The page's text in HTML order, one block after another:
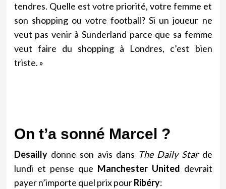
tendres. Quelle est votre priorité, votre femme et
son shopping ou votre football? Si un joueur ne
veut pas venir à Sunderland parce que sa femme
veut faire du shopping à Londres, c’est bien
triste. »
On t’a sonné Marcel ?
Desaillydonne son avis dans The Daily Star de
lundi et pense que Manchester United devrait
payer n’importe quel prix pourRibéry: